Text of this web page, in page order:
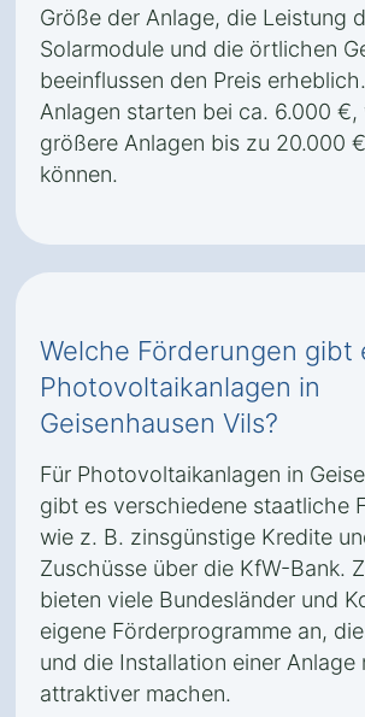
Größe der Anlage, die Leistung
Solarmodule und die örtlichen
beeinflussen den Preis
Anlagen starten bei ca. 6.000 €,
größere Anlagen bis zu 20.000
können.
Welche Förderungen gibt
Photovoltaikanlagen in
Geisenhausen Vils?
Für Photovoltaikanlagen in
gibt es verschiedene staatliche
wie z. B. zinsgünstige Kredite
Zuschüsse über die KfW-Bank.
bieten viele Bundesländer und
eigene Förderprogramme an,
und die Installation einer Anlage
attraktiver machen.